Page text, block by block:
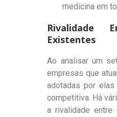
medicina em
Rivalidade
Existentes
Ao analisar um
empresas que
adotadas por elas
competitiva. Há
a rivalidade